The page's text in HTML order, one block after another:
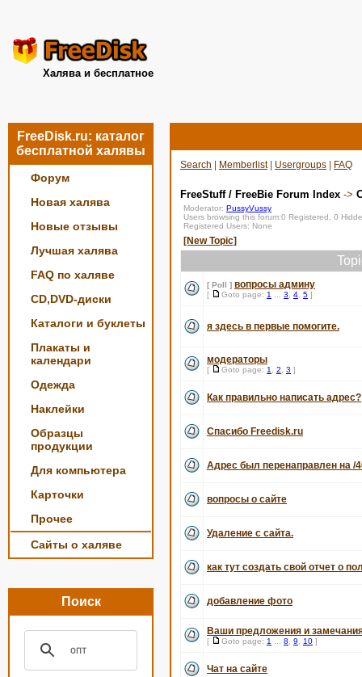
Халява и бесплатное
FreeDisk.ru: каталог
бесплатной халявы
Форум
Новая халява
Новые отзывы
Лучшая халява
FAQ по халяве
CD,DVD-диски
Каталоги и буклеты
Плакаты и
календари
Одежда
Наклейки
Образцы
продукции
Для компьютера
Карточки
Прочее
Сайты о халяве
Поиск
Search Memberlist| Usergroups FAQ
FreeStuff / FreeBie Forum Index ->
Moderator: PussyVussy
Users browsing this forum:0 Registered, 0
Registered Users: None
[New Topic]
[ Poll ] вопросы админу
[ Goto page: 1 3 4 5 ]
я здесь в первые помогите.
модераторы
[ Goto page: 1 2 3 ]
Как правильно написать адрес?
Спасибо Freedisk.ru
Адрес был перенаправлен на /
вопросы о сайте
Удаление с сайта.
как тут создать свой отчет о
добавление фото
Ваши предложения и
[ Goto page: 1 8 9 10 ]
Чат на сайте